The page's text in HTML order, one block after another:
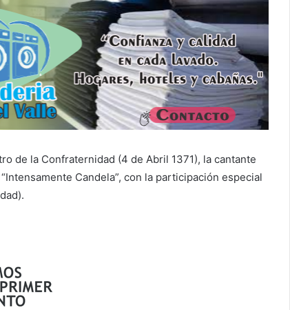
de la Confraternidad (4 de Abril 1371), la cantante
Candela”, con la participación especial